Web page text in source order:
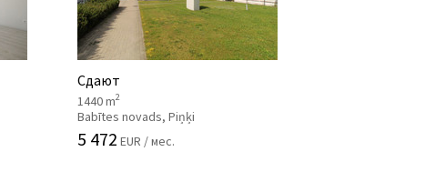
Сдают
1440 m2
Babītes novads, Piņķi
5 472 EUR / мес.